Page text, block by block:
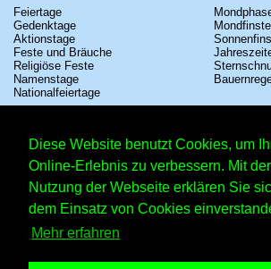
Diese Website benutzt Cookies, um
Online-Erlebnis zu verbessern. Mit der
Nutzung der Webseite erklären Sie
dem Einsatz von Cookies
Mehr erfahren
Feiertage
Gedenktage
Aktionstage
Feste und Bräuche
Religiöse Feste
Namenstage
Nationalfeiertage
Kinostarts
Festivals
Fußball
Comedy
Shows
Schalttage
Messen
Volksfeste
Startseite–Kalender–Lexikon–App–